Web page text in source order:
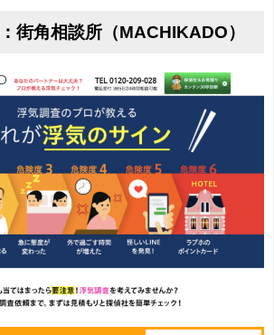
：街角相談所（MACHIKADO）